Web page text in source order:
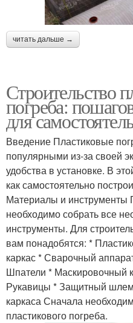
читать дальше →
Строительство
погреба:
для
Введение Пластиковые
популярными из-за своей
удобства в установке. В
как самостоятельно
Материалы и инструменты
необходимо собрать все
инструменты. Для
вам понадобятся: *
каркас * Сварочный
Шпатели * Маскировочный
Рукавицы * Защитный
каркаса Сначала
пластикового погреба.